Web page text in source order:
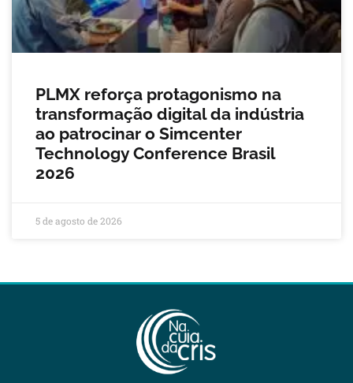
PLMX reforça protagonismo na
transformação digital da indústria
ao patrocinar o Simcenter
Technology Conference Brasil
2026
5 de agosto de 2026